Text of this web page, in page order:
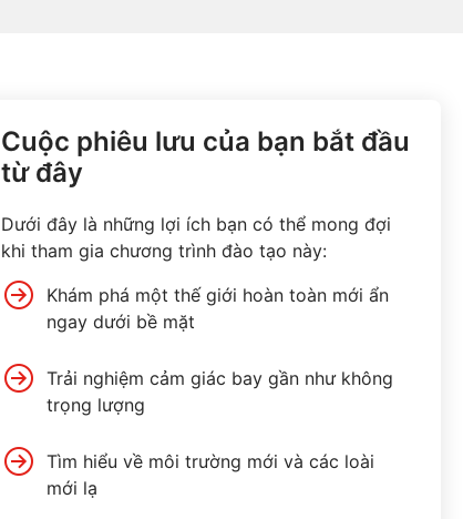
Cuộc phiêu lưu của bạn bắt đầu
từ đây
Dưới đây là những lợi ích bạn có thể mong đợi
khi tham gia chương trình đào tạo này:
Khám phá một thế giới hoàn toàn mới ẩn
ngay dưới bề mặt
Trải nghiệm cảm giác bay gần như không
trọng lượng
Tìm hiểu về môi trường mới và các loài
mới lạ